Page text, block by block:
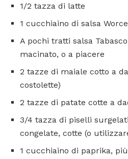
1/2 tazza di latte
1 cucchiaino di salsa
A pochi tratti salsa
macinato, o a piacere
2 tazze di maiale cotto a
costolette)
2 tazze di patate cotte a
3/4 tazza di piselli
congelate, cotte (o
1 cucchiaino di paprika,